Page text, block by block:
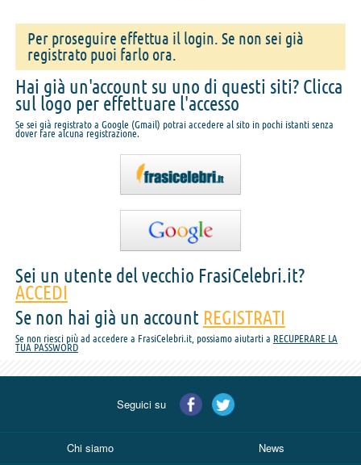
Per proseguire effettua il login. Se non sei già
registrato puoi farlo ora.
Hai già un'account su uno di questi siti? Clicca
sul logo per effettuare l'accesso
Se sei già registrato a Google (Gmail) potrai accedere al sito in pochi istanti senza
dover fare alcuna registrazione.
Sei un utente del vecchio FrasiCelebri.it?
ACCEDI
Se non hai già un account REGISTRATI
Se non riesci più ad accedere a FrasiCelebri.it, possiamo aiutarti a RECUPERARE LA
TUA PASSWORD
Seguici su
Chi siamo News